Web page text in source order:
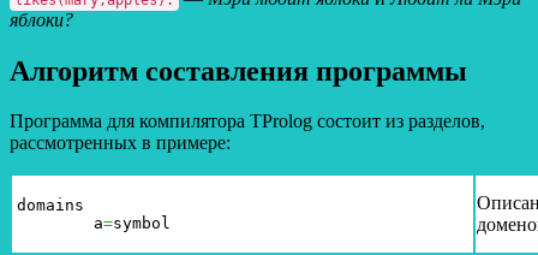
яблоки?
Алгоритм составления программы
Программа для компилятора TProlog состоит из разделов,
рассмотренных в примере:
domains
a=symbol